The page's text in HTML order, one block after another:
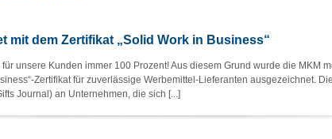
mit dem Zertifikat „Solid Work in Business“
unsere Kunden immer 100 Prozent! Aus diesem Grund wurde die MKM
Zertifikat für zuverlässige Werbemittel-Lieferanten ausgezeichnet.
Journal) an Unternehmen, die sich [...]